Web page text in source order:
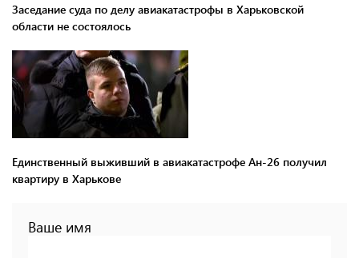
Заседание суда по делу авиакатастрофы в Харьковской
области не состоялось
Единственный выживший в авиакатастрофе Ан-26 получил
квартиру в Харькове
Ваше имя